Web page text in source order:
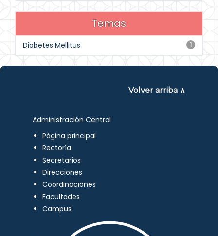
Temas
1
Diabetes Mellitus
Volver arriba ∧
Administración Central
Página principal
Rectoría
Secretarios
Direcciones
Coordinaciones
Facultades
Campus